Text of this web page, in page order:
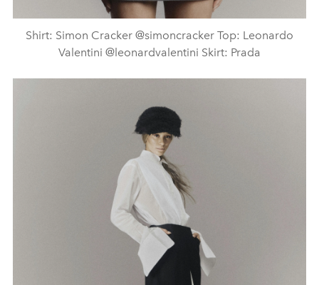
Shirt: Simon Cracker @simoncracker Top: Leonardo
Valentini @leonardvalentini Skirt: Prada